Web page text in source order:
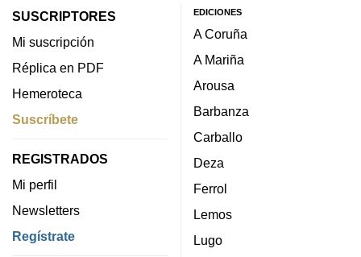
SUSCRIPTORES
Mi suscripción
Réplica en PDF
Hemeroteca
Suscríbete
REGISTRADOS
Mi perfil
Newsletters
Regístrate
EDICIONES
A Coruña
A Mariña
Arousa
Barbanza
Carballo
Deza
Ferrol
Lemos
Lugo